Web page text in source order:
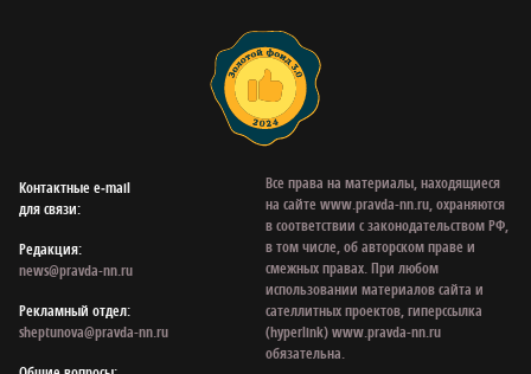
Контактные e‑mail
для связи:
Редакция:
news@pravda-nn.ru
Рекламный отдел:
sheptunova@pravda-nn.ru
Все права на материалы, находящиеся
на сайте www.pravda-nn.ru, охраняются
в соответствии с законодательством РФ,
в том числе, об авторском праве и
смежных правах. При любом
использовании материалов сайта и
сателлитных проектов, гиперссылка
(hyperlink) www.pravda-nn.ru
обязательна.